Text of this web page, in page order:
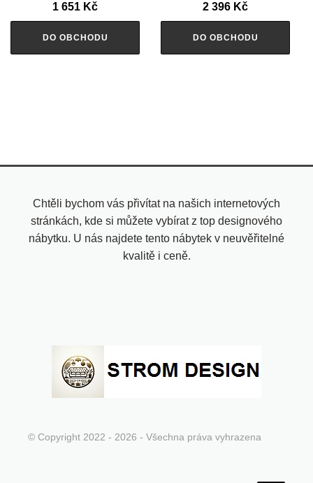
1 651 Kč
DO OBCHODU
2 396 Kč
DO OBCHODU
Chtěli bychom vás přivítat na našich internetových
stránkách, kde si můžete vybírat z top designového
nábytku. U nás najdete tento nábytek v neuvěřitelné
kvalitě i ceně.
© Copyright 2022 - 2026 - Všechna práva vyhrazena